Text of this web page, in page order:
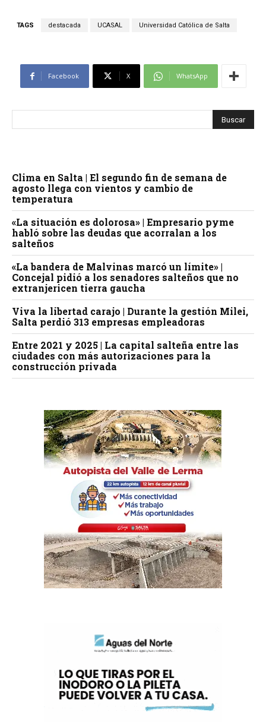
TAGS destacada UCASAL Universidad Católica de Salta
Facebook X WhatsApp
Clima en Salta | El segundo fin de semana de
agosto llega con vientos y cambio de
temperatura
«La situación es dolorosa» | Empresario pyme
habló sobre las deudas que acorralan a los
salteños
«La bandera de Malvinas marcó un límite» |
Concejal pidió a los senadores salteños que no
extranjericen tierra gaucha
Viva la libertad carajo | Durante la gestión Milei,
Salta perdió 313 empresas empleadoras
Entre 2021 y 2025 | La capital salteña entre las
ciudades con más autorizaciones para la
construcción privada